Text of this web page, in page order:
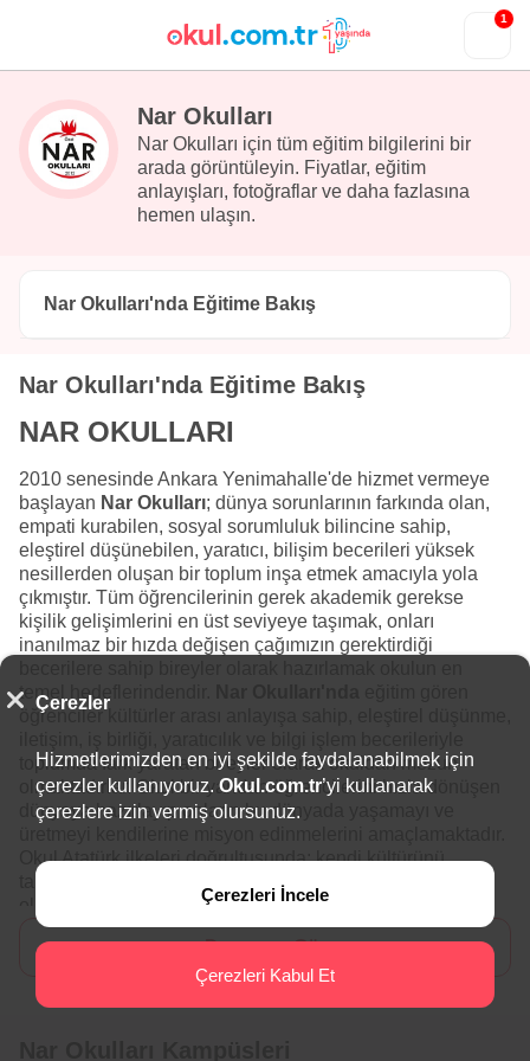
1
Nar Okulları
Nar Okulları için tüm eğitim bilgilerini bir
arada görüntüleyin. Fiyatlar, eğitim
anlayışları, fotoğraflar ve daha fazlasına
hemen ulaşın.
Nar Okulları'nda Eğitime Bakış
Nar Okulları'nda Eğitime Bakış
NAR OKULLARI
2010 senesinde Ankara Yenimahalle'de hizmet vermeye
başlayan Nar Okulları; dünya sorunlarının farkında olan,
empati kurabilen, sosyal sorumluluk bilincine sahip,
eleştirel düşünebilen, yaratıcı, bilişim becerileri yüksek
nesillerden oluşan bir toplum inşa etmek amacıyla yola
çıkmıştır. Tüm öğrencilerinin gerek akademik gerekse
kişilik gelişimlerini en üst seviyeye taşımak, onları
inanılmaz bir hızda değişen çağımızın gerektirdiği
temel hedeflerindendir.
öğrenciler kültürler arası anlayışa sahip, eleştirel düşünme,
toplumda fark yaratan bireyler olarak okuldan mezun
olmaktadırlar. Okul bir yandan öğrencilerini hızla dönüşen
dünyaya hazırlayıp onların bu dünyada yaşamayı ve
Okul Atatürk ilkeleri doğrultusunda; kendi kültürünü
tanıyan, ülkesini seven ve bundan gurur duyan bireyler
olarak yetişmeleri için gerekli özeni göstermektedir.
Nar Okulları
eğitim modeli sürecini etkin kılan, araştırmaya
dönük, eleştirel ve yaratıcı düşünceyi geliştiren,
Devamını Gör
Çerezler
Hizmetlerimizden en iyi şekilde faydalanabilmek için
çerezler kullanıyoruz. Okul.com.tr’yi kullanarak
çerezlere izin vermiş olursunuz.
Çerezleri İncele
Çerezleri Kabul Et